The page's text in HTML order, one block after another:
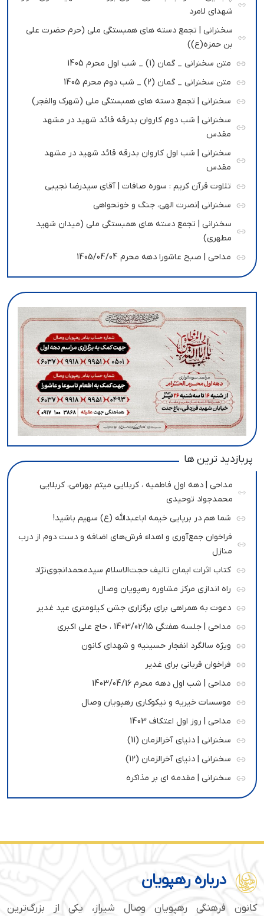
شهدای لامرد
سخنرانی | تجمع دسته های همبستگی ملی (حرم حضرت علی
بن حمزه(ع))
متن سخنرانی _ گمان (1) _ شب اول محرم 1405
متن سخنرانی _ گمان (2) _ شب دوم محرم 1405
سخنرانی | تجمع دسته های همبستگی ملی (شهرک والفجر)
سخنرانی | شب دوم کاروان بدرقه قائد شهید در مشهد
مقدس
سخنرانی | شب اول کاروان بدرقه قائد شهید در مشهد
مقدس
تلاوت قرآن کریم : سوره صافات | آقای سیدرضا نجیبی
سخنرانی |نصرت الهی، جنگ و خونحواهی
سخنرانی | تجمع دسته های همبستگی ملی (میدان شهید
مطهری)
مداحی | صبح عاشورا دهه محرم 1405/04/04
پربازدید ترین ها
مداحی | دهه اول فاطمیه ، کربلایی میثم بهرامی، کربلایی
محمدجواد توحیدی
شما هم در برپایی خیمه اباعبدالله (ع) سهیم باشید!
فراخوان جمع‌آوری و اهداء فرش‌های اضافه و دست دوم از درب
منازل
کتاب اثرات ایمان تالیف حجت‌الاسلام سیدمحمدانجوی‌نژاد
راه اندازی مرکز مشاوره رهپویان وصال
دعوت به همراهی برای برگزاری جشن کیلومتری عید غدیر
مداحی | جلسه هفتگی 1403/02/15 ، حاج علی اکبری
ویژه سالگرد انفجار حسینیه و شهدای کانون
فراخوان قربانی برای غدیر
مداحی | شب اول دهه محرم 1403/04/16
موسسات خیریه و نیکوکاری رهپویان وصال
مداحی | روز اول اعتکاف 1403
سخنرانی | دنیای آخرالزمان (11)
سخنرانی | دنیای آخرالزمان (12)
سخنرانی | مقدمه ای بر مذاکره
درباره رهپویان
کانون فرهنگی رهپویان وصال شیراز، یکی از بزرگ‌ترین